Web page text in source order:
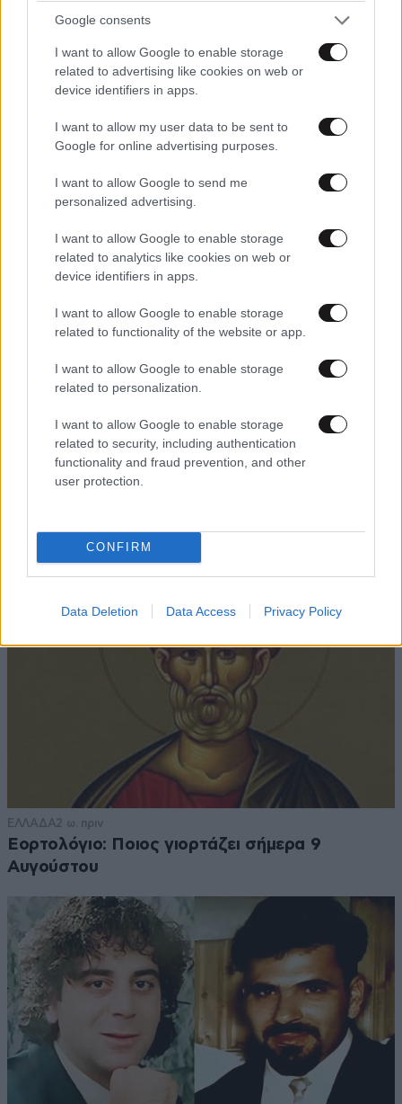
Google consents
I want to allow Google to enable storage
related to advertising like cookies on web or
device identifiers in apps.
I want to allow my user data to be sent to
Google for online advertising purposes.
I want to allow Google to send me
personalized advertising.
I want to allow Google to enable storage
related to analytics like cookies on web or
device identifiers in apps.
I want to allow Google to enable storage
related to functionality of the website or app.
I want to allow Google to enable storage
related to personalization.
I want to allow Google to enable storage
related to security, including authentication
functionality and fraud prevention, and other
user protection.
CONFIRM
Data Deletion Data Access Privacy Policy
LIFESTYLE 08·08·2026 21:36
για έναν χρόνο» από τον σύζυγό της στην
Κωνσταντινούπολη
LIFESTYLE 08·08·2026 09:01
Νία Βαρντάλος – Σπύρος Κατσαγάνης: Μια
σχέση που θυμίζει σενάριο ταινίας και μετρά
ΕΛΛΑΔΑ2 ω. πριν
Εορτολόγιο: Ποιος γιορτάζει σήμερα 9
Αυγούστου